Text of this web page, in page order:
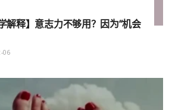
解释】意志力不够用？因为“机会
06